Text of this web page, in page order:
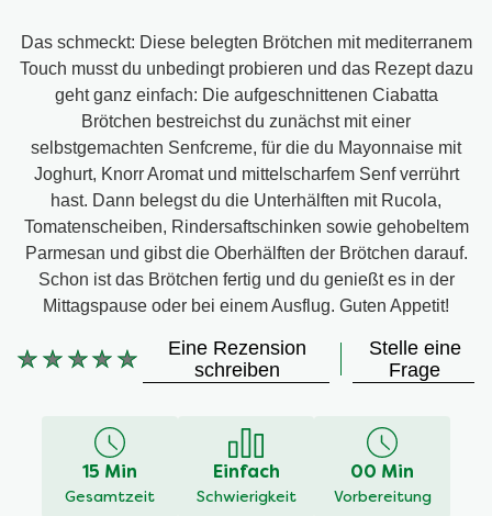
Das schmeckt: Diese belegten Brötchen mit mediterranem
Touch musst du unbedingt probieren und das Rezept dazu
geht ganz einfach: Die aufgeschnittenen Ciabatta
Brötchen bestreichst du zunächst mit einer
selbstgemachten Senfcreme, für die du Mayonnaise mit
Joghurt, Knorr Aromat und mittelscharfem Senf verrührt
hast. Dann belegst du die Unterhälften mit Rucola,
Tomatenscheiben, Rindersaftschinken sowie gehobeltem
Parmesan und gibst die Oberhälften der Brötchen darauf.
Schon ist das Brötchen fertig und du genießt es in der
Mittagspause oder bei einem Ausflug. Guten Appetit!
Keine
abgegeben
Eine Rezension
schreiben
Stelle eine
Frage
15 Min
Gesamtzeit
Einfach
Schwierigkeit
00 Min
Vorbereitung